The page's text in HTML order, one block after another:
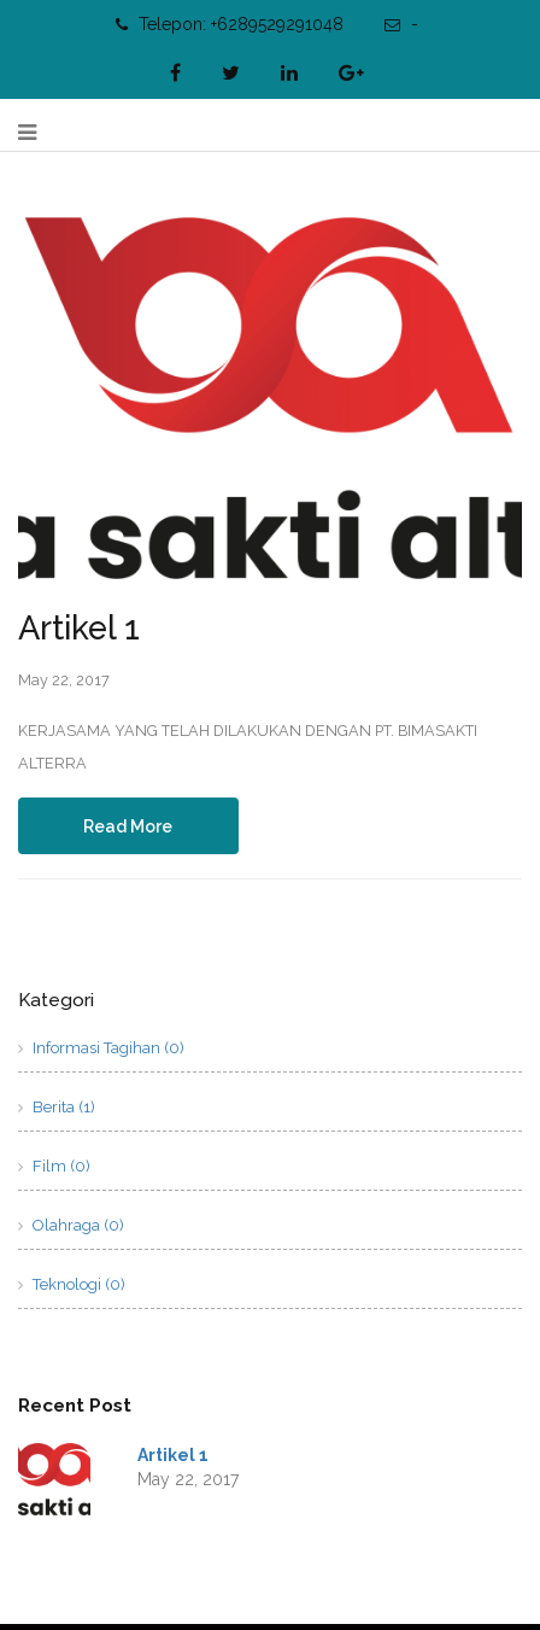
Telepon: +6289529291048 -
Artikel 1
May 22, 2017
KERJASAMA YANG TELAH DILAKUKAN DENGAN PT. BIMASAKTI
ALTERRA
Read More
Kategori
Informasi Tagihan (0)
Berita (1)
Film (0)
Olahraga (0)
Teknologi (0)
Recent Post
Artikel 1
May 22, 2017